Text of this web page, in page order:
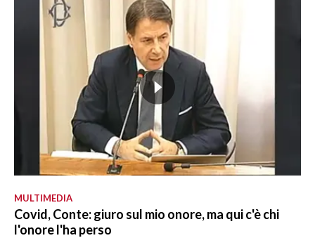
MULTIMEDIA
Covid, Conte: giuro sul mio onore, ma qui c'è chi
l'onore l'ha perso